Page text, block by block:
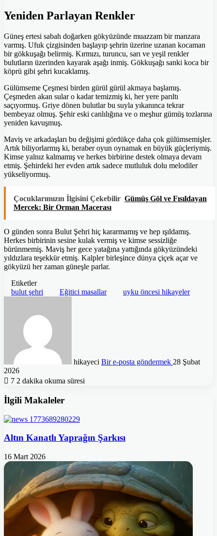
Yeniden Parlayan Renkler
Güneş ertesi sabah doğarken gökyüzünde muazzam bir manzara
varmış. Ufuk çizgisinden başlayıp şehrin üzerine uzanan kocaman
bir gökkuşağı belirmiş. Kırmızı, turuncu, sarı ve yeşil renkler
bulutların üzerinden kayarak aşağı inmiş. Gökkuşağı sanki koca bir
köprü gibi şehri kucaklamış.
Gülümseme Çeşmesi birden gürül gürül akmaya başlamış.
Çeşmeden akan sular o kadar temizmiş ki, her yere parıltı
saçıyormuş. Griye dönen bulutlar bu suyla yıkanınca tekrar
bembeyaz olmuş. Şehir eski canlılığına ve o meşhur gümüş tozlarına
yeniden kavuşmuş.
Maviş ve arkadaşları bu değişimi gördükçe daha çok gülümsemişler.
Artık biliyorlarmış ki, beraber oyun oynamak en büyük güçleriymiş.
Kimse yalnız kalmamış ve herkes birbirine destek olmaya devam
etmiş. Şehirdeki her evden artık sadece mutluluk dolu melodiler
yükseliyormuş.
Çocuklarımızın İlgisini Çekebilir Gümüş Göl ve Fısıldayan
Mercek: Bir Orman Macerası
O günden sonra Bulut Şehri hiç kararmamış ve hep ışıldamış.
Herkes birbirinin sesine kulak vermiş ve kimse sessizliğe
bürünmemiş. Maviş her gece yatağına yattığında gökyüzündeki
yıldızlara teşekkür etmiş. Kalpler birleşince dünya çiçek açar ve
gökyüzü her zaman güneşle parlar.
Etiketler
bulut şehri
Eğitici masallar uyku öncesi hikayeler
hikayeci Bir e-posta göndermek 28 Şubat
2026
7 2 dakika okuma süresi
İlgili Makaleler
Altın Kanatlı Yaprağın Şarkısı
16 Mart 2026